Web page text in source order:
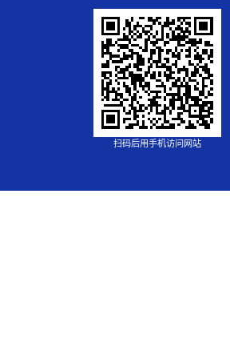
扫码后用手机访问网站